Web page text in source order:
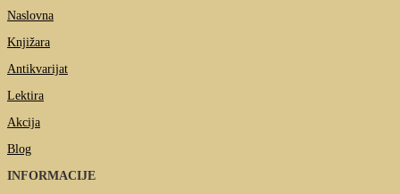
Naslovna
Knjižara
Antikvarijat
Lektira
Akcija
Blog
INFORMACIJE